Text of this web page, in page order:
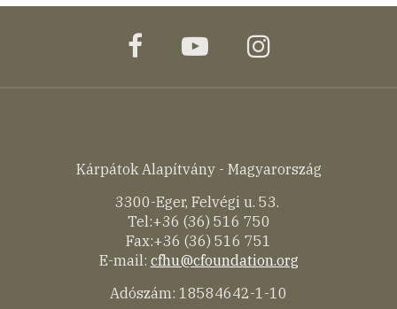
facebookyoutubeinstagram
Kárpátok Alapítvány - Magyarország
3300-Eger, Felvégi u. 53.
Tel:+36 (36) 516 750
Fax:+36 (36) 516 751
E-mail: cfhu@cfoundation.org
Adószám: 18584642-1-10